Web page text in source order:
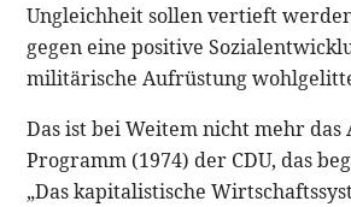
Ungleichheit sollen vertieft
gegen eine positive
militärische Aufrüstung
Das ist bei Weitem nicht mehr das
Programm (1974) der CDU, das
„Das kapitalistische